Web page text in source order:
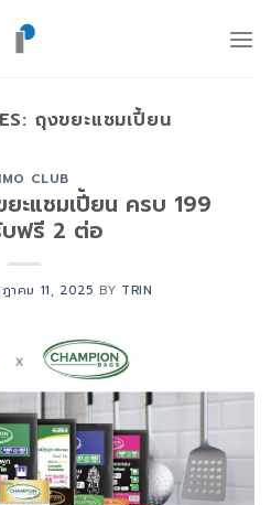
ถุงขยะแชมเปี้ยน
CLUB
ะแชมเปี้ยน ครบ 199
บฟรี 2 ต่อ
าคม 11, 2025 BY TRIN